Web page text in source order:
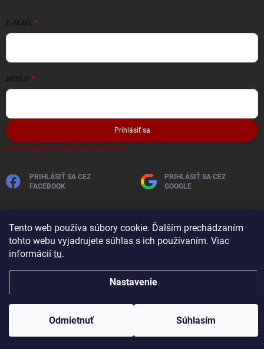
Tento web používa súbory cookie. Ďalším prechádzaním
tohto webu vyjadrujete súhlas s ich používaním. Viac
informácií tu.
Nastavenie
Odmietnuť Súhlasím
E-MAIL
HESLO
Prihlásiť sa
Nová registráciaZabudnuté heslo
PRIHLÁSIŤ SA CEZ
FACEBOOK
PRIHLÁSIŤ SA CEZ
GOOGLE
AutobaterieSkladom. Všetky práva vyhradené.